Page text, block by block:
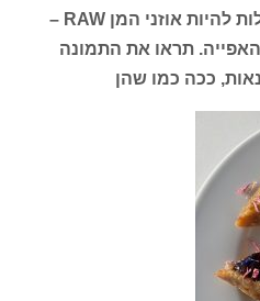
ועכשיו בא השוס, הן יכולות להיות אוזני המן RAW –
תראו את התמונה
ככה כמו שהן